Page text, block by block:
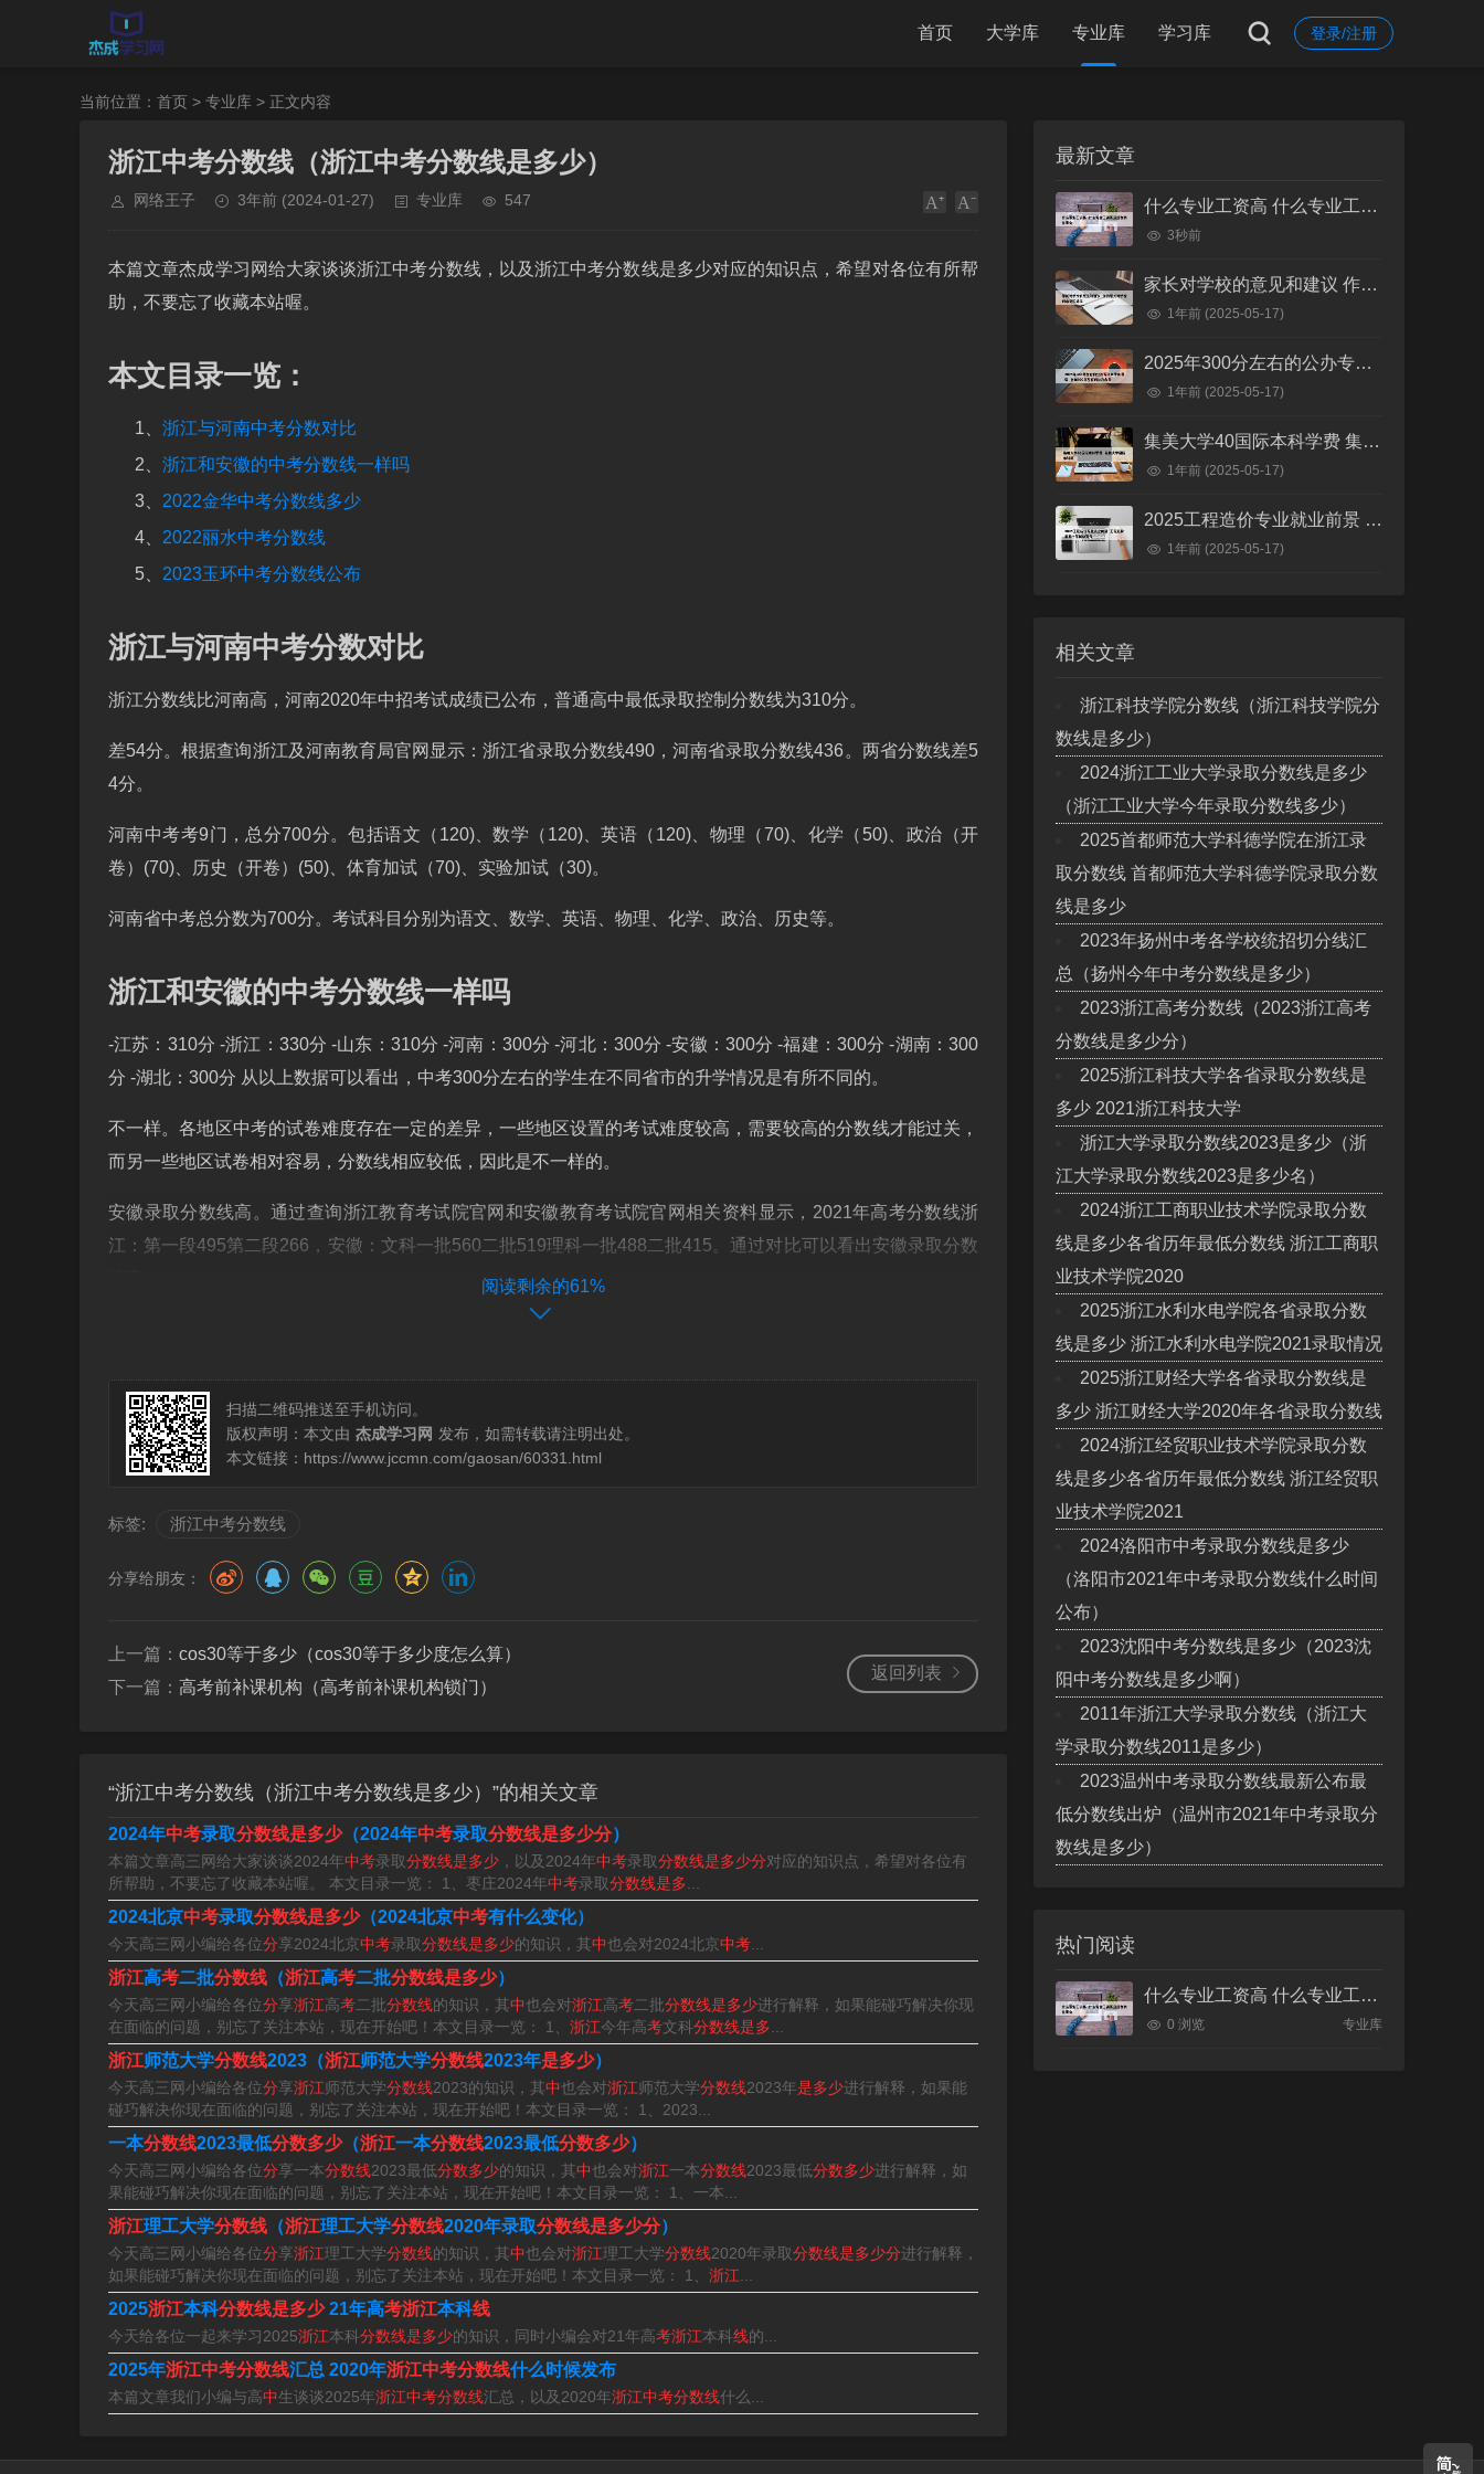
登录/注册
首页 大学库 专业库 学习库
当前位置： 首页 > 专业库 > 正文内容
浙江中考分数线（浙江中考分数线是多少）
网络王子 3年前 (2024-01-27) 专业库 547
本篇文章杰成学习网给大家谈谈浙江中考分数线，以及浙江中考分数线是多少对应的知识点，希望对各位有所帮
助，不要忘了收藏本站喔。
本文目录一览：
1、 浙江与河南中考分数对比
2、 浙江和安徽的中考分数线一样吗
3、 2022金华中考分数线多少
4、 2022丽水中考分数线
5、 2023玉环中考分数线公布
浙江与河南中考分数对比
浙江分数线比河南高，河南2020年中招考试成绩已公布，普通高中最低录取控制分数线为310分。
差54分。根据查询浙江及河南教育局官网显示：浙江省录取分数线490，河南省录取分数线436。两省分数线差5
4分。
河南中考考9门，总分700分。包括语文（120)、数学（120)、英语（120)、物理（70)、化学（50)、政治（开
卷）(70)、历史（开卷）(50)、体育加试（70)、实验加试（30)。
河南省中考总分数为700分。考试科目分别为语文、数学、英语、物理、化学、政治、历史等。
浙江和安徽的中考分数线一样吗
-江苏：310分 -浙江：330分 -山东：310分 -河南：300分 -河北：300分 -安徽：300分 -福建：300分 -湖南：300
分 -湖北：300分 从以上数据可以看出，中考300分左右的学生在不同省市的升学情况是有所不同的。
不一样。各地区中考的试卷难度存在一定的差异，一些地区设置的考试难度较高，需要较高的分数线才能过关，
而另一些地区试卷相对容易，分数线相应较低，因此是不一样的。
安徽录取分数线高。通过查询浙江教育考试院官网和安徽教育考试院官网相关资料显示，2021年高考分数线浙
江：第一段495第二段266，安徽：文科一批560二批519理科一批488二批415。通过对比可以看出安徽录取分数
年安徽中考建档线最低为343分，具体分数线如下：合肥：合肥教育考试院划定市区普通高中录取最低成绩分数
线为571分。
制分数线为526分，第二批招生普通高中、职业高中最低录取控制分数线为270分，普通中专最低录取控制分数
2022金华中考分数线多少
1、年金华浦江各高中录取分数线出炉：实验中学606分，浦江四中598分，壶江初中597分，浦江五中598分，
浦江七中598分。浦江一般指浦江县。 浦江县，隶属浙江省金华市。
2、邢台中考金华分数线公布为358分。根据查询相关公开信息2022年邢台市中考录取分数线公布，2022年邢台
主城区普通高中最低录取分数线为358分。此外，邢台市多个县区也公布了中高考分数线。
3、年东阳市普通高中录取最低控制分数线为465分。
4、年金华市中考各校录取分数分别如下：金华第一中学：621分（面向市区录取计划665人，实际录取665
人）。浙江师范大学附属中学：607分（面向市区录取计划580+3人，实际录取583人）。
阅读剩余的61%
扫描二维码推送至手机访问。
版权声明：本文由 杰成学习网 发布，如需转载请注明出处。
本文链接： https://www.jccmn.com/gaosan/60331.html
标签: 浙江中考分数线
分享给朋友：
返回列表
上一篇： cos30等于多少（cos30等于多少度怎么算）
下一篇： 高考前补课机构（高考前补课机构锁门）
“浙江中考分数线（浙江中考分数线是多少）”的相关文章
2024年中考录取分数线是多少（2024年中考录取分数线是多少分）
本篇文章高三网给大家谈谈2024年中考录取分数线是多少 ，以及2024年中考录取分数线是多少分对应的知识点，希望对各位有
所帮助，不要忘了收藏本站喔。 本文目录一览： 1、枣庄2024年中考录取分数线是多
2024北京中考录取分数线是多少（2024北京中考有什么变化）
今天高三网小编给各位分享2024北京中考录取分数线是多少的知识，其中也会对2024北京中考
浙江高考二批分数线 （浙江高考二批分数线是多少）
今天高三网小编给各位分享浙江高考二批分数线的知识，其中也会对浙江高考二批分数线是多少进行解释，如果能碰巧解决你现
在面临的问题，别忘了关注本站，现在开始吧！本文目录一览： 1、 浙江今年高考文科分数线是多
浙江师范大学分数线2023（浙江师范大学分数线2023年是多少）
今天高三网小编给各位分享浙江师范大学分数线2023的知识，其中也会对浙江师范大学分数线2023年是多少进行解释，如果能
碰巧解决你现在面临的问题，别忘了关注本站，现在开始吧！本文目录一览： 1、2023...
一本分数线2023最低分数多少（浙江一本分数线2023最低分数多少）
今天高三网小编给各位分享一本分数线2023最低分数多少的知识，其中也会对浙江一本分数线2023最低分数多少进行解释，如
果能碰巧解决你现在面临的问题，别忘了关注本站，现在开始吧！本文目录一览： 1、一本...
浙江理工大学分数线 （浙江理工大学分数线2020年录取分数线是多少分）
今天高三网小编给各位分享浙江理工大学分数线的知识，其中也会对浙江理工大学分数线2020年录取分数线是多少分进行解释，
如果能碰巧解决你现在面临的问题，别忘了关注本站，现在开始吧！本文目录一览： 1、 浙江
2025浙江本科分数线是多少21年高考浙江本科线
今天给各位一起来学习2025浙江本科分数线是多少的知识，同时小编会对21年高考浙江本科线的...
2025年浙江中考分数线汇总 2020年浙江中考分数线什么时候发布
本篇文章我们小编与高中生谈谈2025年浙江中考分数线汇总，以及2020年浙江中考分数线什么...
最新文章
什么专业工资高 什么专业工资高且适合物化生女
3秒前
家长对学校的意见和建议 作为家长对学校的意见和建议
1年前 (2025-05-17)
2025年300分左右的公办专科大学有哪些 全国300分左右的公办大专
1年前 (2025-05-17)
集美大学40国际本科学费 集美大学国际本科班
1年前 (2025-05-17)
2025工程造价专业就业前景 工程造价未来十年就业前景
1年前 (2025-05-17)
相关文章
浙江科技学院分数线（浙江科技学院分
数线是多少）
2024浙江工业大学录取分数线是多少
（浙江工业大学今年录取分数线多少）
2025首都师范大学科德学院在浙江录
取分数线 首都师范大学科德学院录取分数
线是多少
2023年扬州中考各学校统招切分线汇
总（扬州今年中考分数线是多少）
2023浙江高考分数线（2023浙江高考
分数线是多少分）
2025浙江科技大学各省录取分数线是
多少 2021浙江科技大学
浙江大学录取分数线2023是多少（浙
江大学录取分数线2023是多少名）
2024浙江工商职业技术学院录取分数
线是多少各省历年最低分数线 浙江工商职
业技术学院2020
2025浙江水利水电学院各省录取分数
线是多少 浙江水利水电学院2021录取情况
2025浙江财经大学各省录取分数线是
多少 浙江财经大学2020年各省录取分数线
2024浙江经贸职业技术学院录取分数
线是多少各省历年最低分数线 浙江经贸职
业技术学院2021
2024洛阳市中考录取分数线是多少
（洛阳市2021年中考录取分数线什么时间
公布）
2023沈阳中考分数线是多少（2023沈
阳中考分数线是多少啊）
2011年浙江大学录取分数线（浙江大
学录取分数线2011是多少）
2023温州中考录取分数线最新公布最
低分数线出炉（温州市2021年中考录取分
数线是多少）
热门阅读
什么专业工资高 什么专业工资高且适合物化生女
0 浏览 专业库